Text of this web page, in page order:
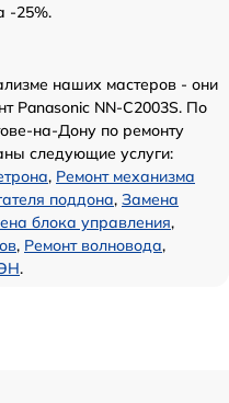
-25%.
наших мастеров - они
Panasonic NN-C2003S. По
на-Дону по ремонту
следующие услуги:
, Ремонт механизма
поддона, Замена
блока управления,
, Ремонт волновода,
.